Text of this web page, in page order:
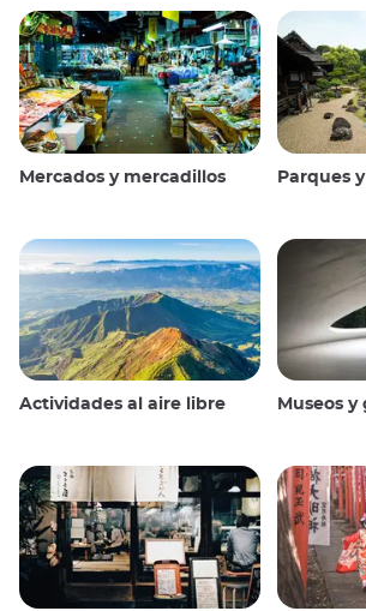
Mercados y mercadillos Parques
Actividades al aire libre Museos y